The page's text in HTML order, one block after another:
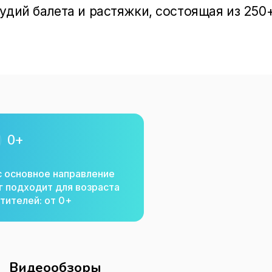
балета и растяжки, состоящая из
и сесть на шпагат;
тело;
растяжки, никакого
и получи чек-лист ТОП 7 УПРАЖНЕНИЙ
0+
основное направление
подходит для возраста
от 0+
Видеообзоры